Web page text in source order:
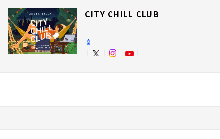
CITY CHILL CLUB